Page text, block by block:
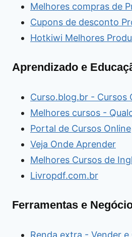
Melhores compras de
Cupons de desconto
Hotkiwi Melhores
Aprendizado e
Curso.blog.br - Cursos
Melhores cursos -
Portal de Cursos Online
Veja Onde Aprender
Melhores Cursos de
Livropdf.com.br
Ferramentas e
Renda extra - Vender e